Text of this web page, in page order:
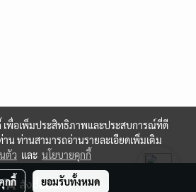
สั่งซื้อสินค้า
เพื่อเพิ่มประสิทธิภาพและประสบการณ์ที่ดี
าน ท่านสามารถอ่านรายละเอียดเพิ่มเติม
ตัว และ นโยบายคุกกี้
กกี้ ยอมรับทั้งหมด